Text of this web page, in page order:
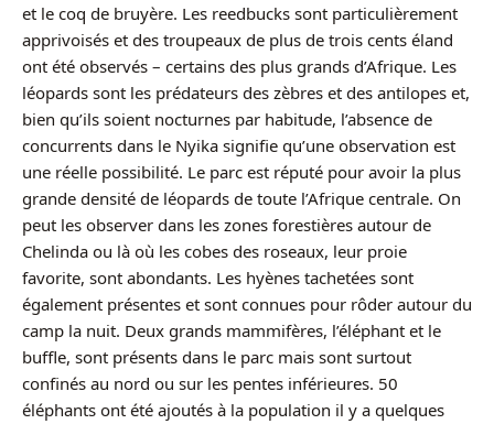
et le coq de bruyère. Les reedbucks sont particulièrement
apprivoisés et des troupeaux de plus de trois cents éland
ont été observés – certains des plus grands d’Afrique. Les
léopards sont les prédateurs des zèbres et des antilopes et,
bien qu’ils soient nocturnes par habitude, l’absence de
concurrents dans le Nyika signifie qu’une observation est
une réelle possibilité. Le parc est réputé pour avoir la plus
grande densité de léopards de toute l’Afrique centrale. On
peut les observer dans les zones forestières autour de
Chelinda ou là où les cobes des roseaux, leur proie
favorite, sont abondants. Les hyènes tachetées sont
également présentes et sont connues pour rôder autour du
camp la nuit. Deux grands mammifères, l’éléphant et le
buffle, sont présents dans le parc mais sont surtout
confinés au nord ou sur les pentes inférieures. 50
éléphants ont été ajoutés à la population il y a quelques